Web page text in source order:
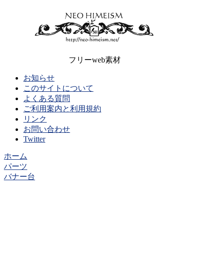
フリーweb素材
お知らせ
このサイトについて
よくある質問
ご利用案内と利用規約
リンク
お問い合わせ
Twitter
ホーム
パーツ
バナー台